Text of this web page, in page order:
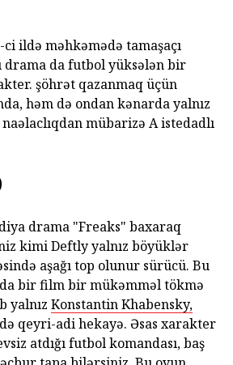
ildə məhkəmədə tamaşaçı
da futbol yüksələn bir
şöhrət qazanmaq üçün
həm də ondan kənarda yalnız
mübarizə A istedadlı
drama "Freaks" baxaraq
kimi Deftly yalnız böyüklər
aşağı top olunur sürücü. Bu
bir film bir mükəmməl tökmə
yalnız Konstantin Khabensky,
qeyri-adi hekayə. Əsas xarakter
atdığı futbol komandası, baş